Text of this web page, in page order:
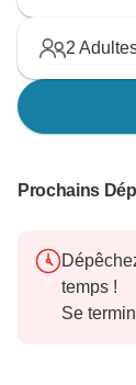
2
Prochains
temps !
Se